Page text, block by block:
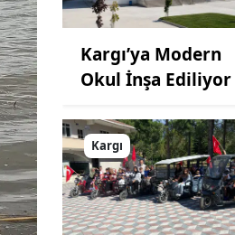
Kargı’ya Modern
Okul İnşa Ediliyor
Kargı